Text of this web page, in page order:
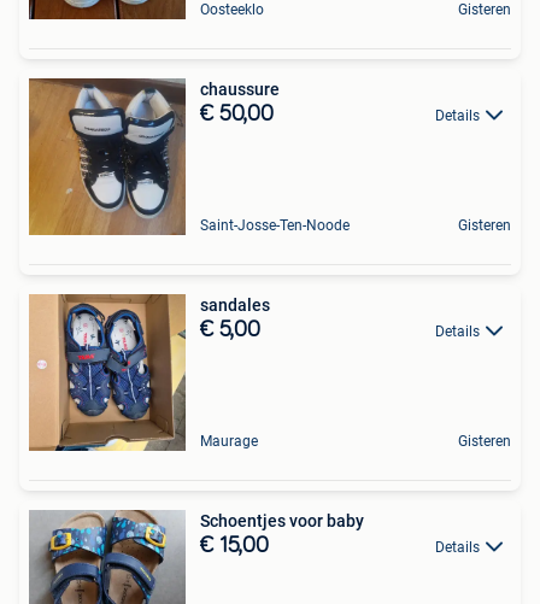
Oosteeklo Gisteren
chaussure
€ 50,00 Details
Saint-Josse-Ten-Noode Gisteren
sandales
€ 5,00 Details
Maurage Gisteren
Schoentjes voor baby
€ 15,00 Details